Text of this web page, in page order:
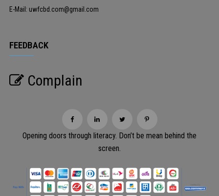
E-Mail: uwfcbd.com@gmail.com
FEEDBACK
Complain
Opening doors through literacy. Don’t be mean behind the
screen.